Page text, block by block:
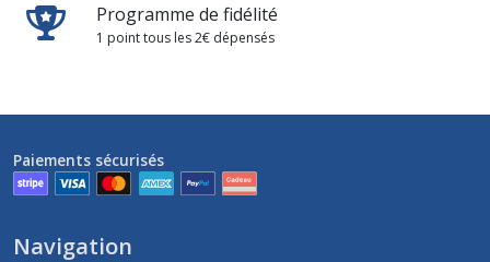
Programme de fidélité
1 point tous les 2€ dépensés
Paiements sécurisés
Navigation